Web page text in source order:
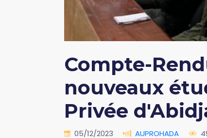
Compte-
nouveaux
Privée
05/12/2023 AUPROHADA